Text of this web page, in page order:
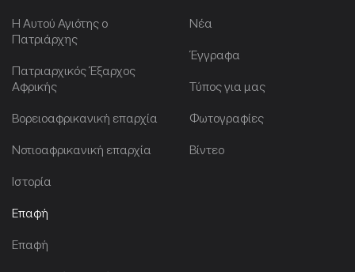
Η Αυτού Αγιότης ο
Πατριάρχης
Πατριαρχικός Έξαρχος
Αφρικής
Βορειοαφρικανική επαρχία
Νοτιοαφρικανική επαρχία
Ιστορία
Νέα
Έγγραφα
Τύπος για μας
Φωτογραφίες
Βίντεο
Επαφή
Επαφή